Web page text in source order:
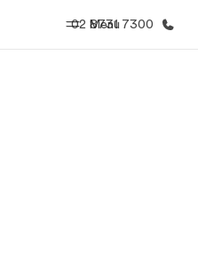
Menu
02 8731 7300